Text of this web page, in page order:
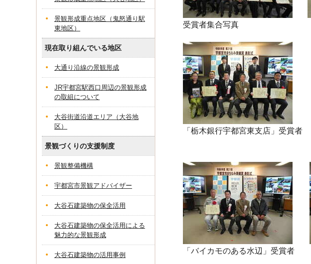
受賞者集合写真
「栃木銀行宇都宮東支店」受賞者
「バイカモのある水辺」受賞者
景観形成重点地区（鬼怒通り駅
東地区）
現在取り組んでいる地区
大通り沿線の景観形成
JR宇都宮駅西口周辺の景観形成
の取組について
大谷街道沿道エリア（大谷地
区）
景観づくりの支援制度
景観整備機構
宇都宮市景観アドバイザー
大谷石建築物の保全活用
大谷石建築物の保全活用による
魅力的な景観形成
大谷石建築物の活用事例